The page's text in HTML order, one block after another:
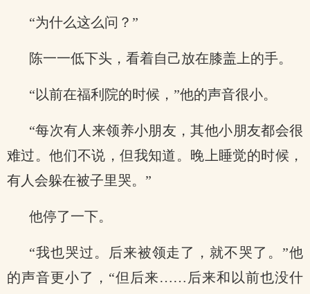
“为什么这么问？”
陈一一低下头，看着自己放在膝盖上的手。
“以前在福利院的时候，”他的声音很小。
“每次有人来领养小朋友，其他小朋友都会很
难过。他们不说，但我知道。晚上睡觉的时候，
有人会躲在被子里哭。”
他停了一下。
“我也哭过。后来被领走了，就不哭了。”他
的声音更小了，“但后来……后来和以前也没什